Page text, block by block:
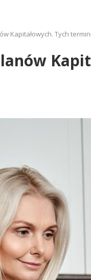
Kapitałowych. Tych